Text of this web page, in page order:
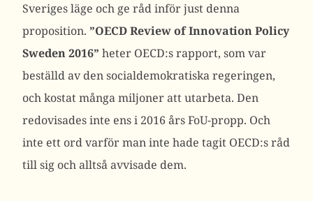
Sveriges läge och ge råd inför just denna
proposition. ”OECD Review of Innovation Policy
Sweden 2016” heter OECD:s rapport, som var
beställd av den socialdemokratiska regeringen,
och kostat många miljoner att utarbeta. Den
redovisades inte ens i 2016 års FoU-propp. Och
inte ett ord varför man inte hade tagit OECD:s råd
till sig och alltså avvisade dem.